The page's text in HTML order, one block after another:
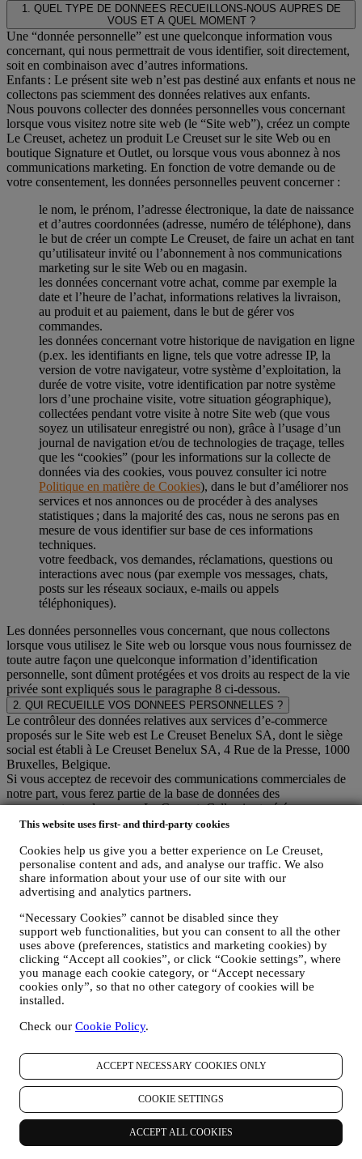
This website uses first- and third-party cookies
Cookies help us give you a better experience on Le Creuset,
personalise content and ads, and analyse our traffic. We also
share information about your use of our site with our
advertising and analytics partners.
“Necessary Cookies” cannot be disabled since they
support web functionalities, but you can consent to all the other
uses above (preferences, statistics and marketing cookies) by
clicking “Accept all cookies”, or click “Cookie settings”, where
you manage each cookie category, or “Accept necessary
cookies only”, so that no other category of cookies will be
installed.
Check our Cookie Policy.
ACCEPT NECESSARY COOKIES ONLY
COOKIE SETTINGS
ACCEPT ALL COOKIES
1. QUEL TYPE DE DONNEES RECUEILLONS-NOUS AUPRES DE
VOUS ET A QUEL MOMENT ?
Une “donnée personnelle” est une quelconque information vous
concernant, qui nous permettrait de vous identifier, soit directement,
soit en combinaison avec d’autres informations.
Enfants : Le présent site web n’est pas destiné aux enfants et nous ne
collectons pas sciemment des données relatives aux enfants.
Nous pouvons collecter des données personnelles vous concernant
lorsque vous visitez notre site web (le “Site web”), créez un compte
Le Creuset, achetez un produit Le Creuset sur le site Web ou en
boutique Signature et Outlet, ou lorsque vous vous abonnez à nos
communications marketing. En fonction de votre demande ou de
votre consentement, les données personnelles peuvent concerner :
le nom, le prénom, l’adresse électronique, la date de naissance
et d’autres coordonnées (adresse, numéro de téléphone), dans
le but de créer un compte Le Creuset, de faire un achat en tant
qu’utilisateur invité ou l’abonnement à nos communications
marketing sur le site Web ou en magasin.
les données concernant votre achat, comme par exemple la
date et l’heure de l’achat, informations relatives la livraison,
au produit et au paiement, dans le but de gérer vos
commandes.
les données concernant votre historique de navigation en ligne
(p.ex. les identifiants en ligne, tels que votre adresse IP, la
version de votre navigateur, votre système d’exploitation, la
durée de votre visite, votre identification par notre système
lors d’une prochaine visite, votre situation géographique),
collectées pendant votre visite à notre Site web (que vous
soyez un utilisateur enregistré ou non), grâce à l’usage d’un
journal de navigation et/ou de technologies de traçage, telles
que les “cookies” (pour les informations sur la collecte de
données via des cookies, vous pouvez consulter ici notre
Politique en matière de Cookies), dans le but d’améliorer nos
services et nos annonces ou de procéder à des analyses
statistiques ; dans la majorité des cas, nous ne serons pas en
mesure de vous identifier sur base de ces informations
techniques.
votre feedback, vos demandes, réclamations, questions ou
interactions avec nous (par exemple vos messages, chats,
posts sur les réseaux sociaux, e-mails ou appels
téléphoniques).
Les données personnelles vous concernant, que nous collectons
lorsque vous utilisez le Site web ou lorsque vous nous fournissez de
toute autre façon une quelconque information d’identification
personnelle, sont dûment protégées et vos droits au respect de la vie
privée sont expliqués sous le paragraphe 8 ci-dessous.
2. QUI RECUEILLE VOS DONNEES PERSONNELLES ?
Le contrôleur des données relatives aux services d’e-commerce
proposés sur le Site web est Le Creuset Benelux SA, dont le siège
social est établi à Le Creuset Benelux SA, 4 Rue de la Presse, 1000
Bruxelles, Belgique.
Si vous acceptez de recevoir des communications commerciales de
notre part, vous ferez partie de la base de données des
consommateurs du groupe Le Creuset. Celle-ci est gérée
conjointement, par Le Creuset BENELUX et Group AG, dont le
représentant désigné dans l'UE est Le Creuset SL, numéro de TVA
B62153630, dont les bureaux sont situés Paseo de Gracia 9 2º,
08007 Barcelone, Espagne. L’accord de responsabilité conjointe
pourvoit (a) à Le Creuset Group AG la responsabilité de la stratégie
filiales locales Le Creuset le bénéfice et l’implantation de cette
stratégie, ainsi que la possibilité de développer des initiatives
marketing et communication de manière indépendante ; (c) à toutes
les parties le devoir de traiter de vos demandes concernant vos droits
sur vos données.
3. POURQUOI COLLECTONS-NOUS CES INFORMATIONS ?
Nous pouvons être amenés à traiter certaines données vous
concernant afin de répondre à nos obligations légales, ainsi
qu’à d’autres obligations découlant d’instructions émises par
les pouvoirs publics.
POUR CRÉER UN COMPTE LE CREUSET.
Nous utiliserons vos données pour créer un compte Le
Creuset, qui vous donnera accès à une série d’avantages